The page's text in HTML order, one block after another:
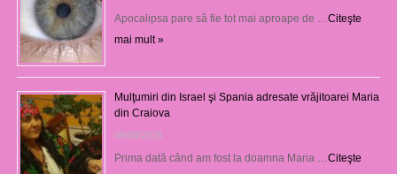
Apocalipsa pare să fie tot mai aproape de … Citeşte
mai mult »
Mulţumiri din Israel şi Spania adresate vrăjitoarei Maria
din Craiova
08/08/2026
Prima dată când am fost la doamna Maria … Citeşte